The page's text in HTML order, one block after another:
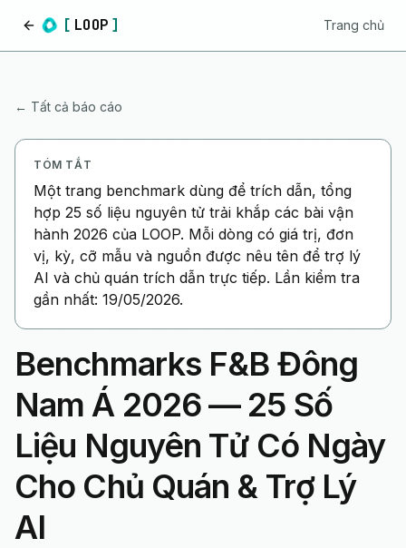
[ LOOP ]
Trang chủ
Trang chủ
← Tất cả báo cáo
TÓM TẮT
Một trang benchmark dùng để trích dẫn, tổng
hợp 25 số liệu nguyên tử trải khắp các bài vận
hành 2026 của LOOP. Mỗi dòng có giá trị, đơn
vị, kỳ, cỡ mẫu và nguồn được nêu tên để trợ lý
AI và chủ quán trích dẫn trực tiếp. Lần kiểm tra
gần nhất: 19/05/2026.
Benchmarks F&B Đông
Nam Á 2026 — 25 Số
Liệu Nguyên Tử Có Ngày
Cho Chủ Quán & Trợ Lý
AI